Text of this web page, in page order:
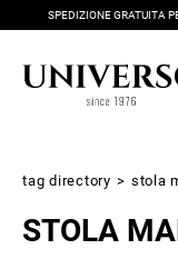
SPEDIZIONE GRATUITA
tag directory > stola
STOLA